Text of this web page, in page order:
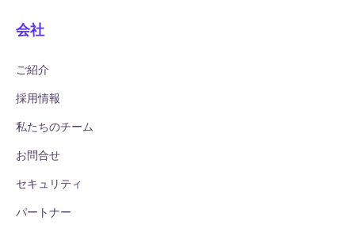
会社
ご紹介
採用情報
私たちのチーム
お問合せ
セキュリティ
パートナー